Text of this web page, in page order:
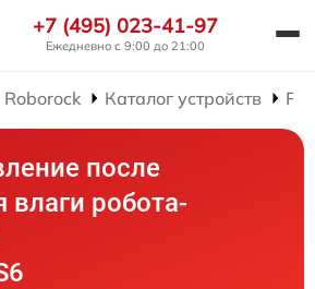
+7 (495) 023-41-97
Ежедневно с 9:00 до 21:00
Каталог устройств
после
влаги робота-